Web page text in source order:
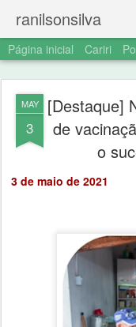
ranilsonsilva
Página inicial Cariri
MAY
3
[Destaque]
de
o
3 de maio de 2021